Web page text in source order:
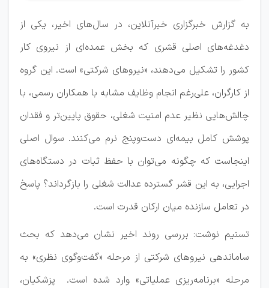
به گزارش خبرگزاری خبرآنلاین، در سال‌های اخیر، یکی از
دغدغه‌های اصلی قشری که بخش عمده‌ای از نیروی کار
کشور را تشکیل می‌دهند، «نیروهای شرکتی» است. این گروه
از کارگران، علی‌رغم انجام وظایف مشابه با همکاران رسمی، با
چالش‌هایی نظیر عدم امنیت شغلی، حقوق پایین‌تر و فقدان
پوشش کامل بیمه‌ای دست‌وپنج نرم می‌کنند. سوال اصلی
اینجاست که چگونه می‌توان با حفظ ثبات در دستگاه‌های
اجرایی، به این قشر گسترده عدالت شغلی را بازگرداند؟ پاسخ
در تعامل سازنده میان ارکان قدرت است.
تسنیم نوشت: بررسی روند اخیر نشان می‌دهد که بحث
ساماندهی نیروهای شرکتی از مرحله «گفت‌وگوی نظری» به
مرحله «برنامه‌ریزی عملیاتی» وارد شده است. پزشکیان،